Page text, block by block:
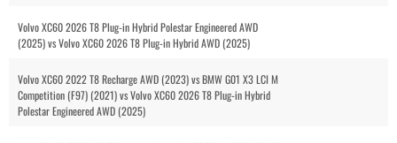
Volvo XC60 2026 T8 Plug-in Hybrid Polestar Engineered AWD
(2025) vs Volvo XC60 2026 T8 Plug-in Hybrid AWD (2025)
Volvo XC60 2022 T8 Recharge AWD (2023) vs BMW G01 X3 LCI M
Competition (F97) (2021) vs Volvo XC60 2026 T8 Plug-in Hybrid
Polestar Engineered AWD (2025)